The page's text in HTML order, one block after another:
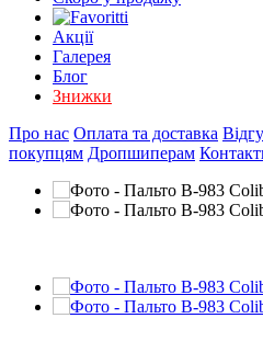
Акції
Галерея
Блог
Знижки
Про нас Оплата та доставка
покупцям Дропшиперам